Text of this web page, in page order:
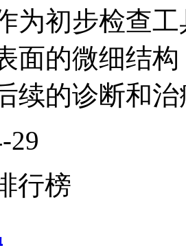
为初步检查
面的微细结
续的诊断和
29
行榜